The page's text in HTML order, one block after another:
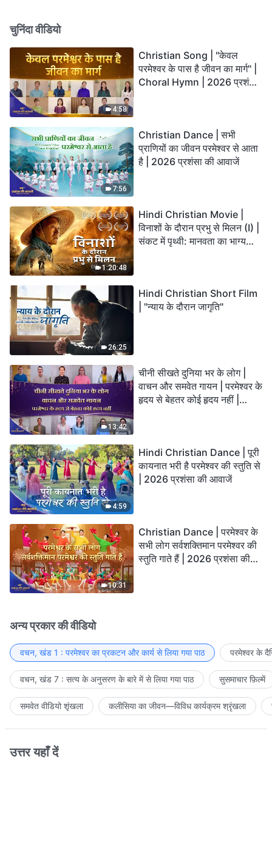
चुनिंदा वीडियो
4:58
Christian Song | "केवल
परमेश्वर के पास है जीवन का मार्ग" |
Choral Hymn | 2026 प्रशंसा
7:56
Christian Dance | सभी
प्राणियों का जीवन परमेश्वर से आता
है | 2026 प्रशंसा की आवाजें
1:20:48
Hindi Christian Movie |
विनाशों के दौरान प्रभु से मिलन (I) |
संकट में पृथ्वी: मानवता का भाग्य
26:25
Hindi Christian Short Film
| "न्याय के दौरान जागृति"
13:42
चीनी सीखते दुनिया भर के लोग |
वाचन और समवेत गायन | परमेश्वर के
हृदय से बेहतर कोई हृदय नहीं |
4:59
Hindi Christian Dance | पूरी
कायनात भरी है परमेश्वर की स्तुति से
| 2026 प्रशंसा की आवाजें
10:31
Christian Dance | परमेश्वर के
सभी लोग सर्वशक्तिमान परमेश्वर की
स्तुति गाते हैं | 2026 प्रशंसा की
अन्य प्रकार की वीडियो
वचन, खंड 1 : परमेश्वर का प्रकटन और कार्य से लिया गया पाठ परमेश्वर के
वचन, खंड 7 : सत्य के अनुसरण के बारे में से लिया गया पाठ सुसमाचार फ़िल्में
समवेत वीडियो शृंखला कलीसिया का जीवन—विविध कार्यक्रम श्रृंखला
उत्तर यहाँ दें